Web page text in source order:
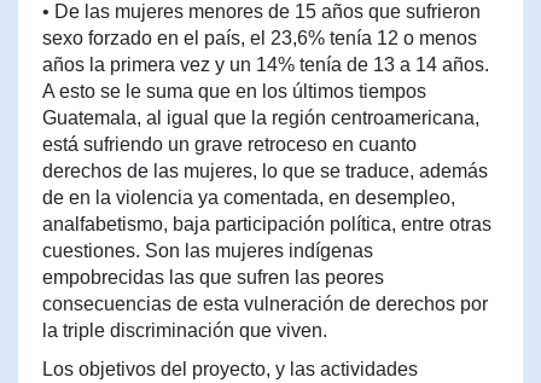
• De las mujeres menores de 15 años que sufrieron
sexo forzado en el país, el 23,6% tenía 12 o menos
años la primera vez y un 14% tenía de 13 a 14 años.
A esto se le suma que en los últimos tiempos
Guatemala, al igual que la región centroamericana,
está sufriendo un grave retroceso en cuanto
derechos de las mujeres, lo que se traduce, además
de en la violencia ya comentada, en desempleo,
analfabetismo, baja participación política, entre otras
cuestiones. Son las mujeres indígenas
empobrecidas las que sufren las peores
consecuencias de esta vulneración de derechos por
la triple discriminación que viven.
Los objetivos del proyecto, y las actividades